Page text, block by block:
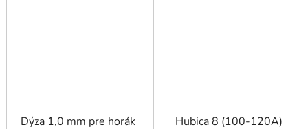
Dýza 1,0 mm pre horák
Hubica 8 (100-120A)